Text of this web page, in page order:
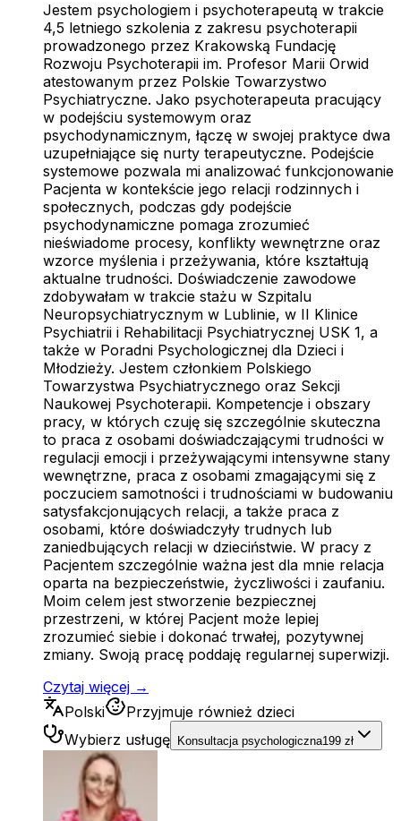
Jestem psychologiem i psychoterapeutą w trakcie
4,5 letniego szkolenia z zakresu psychoterapii
prowadzonego przez Krakowską Fundację
Rozwoju Psychoterapii im. Profesor Marii Orwid
atestowanym przez Polskie Towarzystwo
Psychiatryczne. Jako psychoterapeuta pracujący
w podejściu systemowym oraz
psychodynamicznym, łączę w swojej praktyce dwa
uzupełniające się nurty terapeutyczne. Podejście
systemowe pozwala mi analizować funkcjonowanie
Pacjenta w kontekście jego relacji rodzinnych i
społecznych, podczas gdy podejście
psychodynamiczne pomaga zrozumieć
nieświadome procesy, konflikty wewnętrzne oraz
wzorce myślenia i przeżywania, które kształtują
aktualne trudności. Doświadczenie zawodowe
zdobywałam w trakcie stażu w Szpitalu
Neuropsychiatrycznym w Lublinie, w II Klinice
Psychiatrii i Rehabilitacji Psychiatrycznej USK 1, a
także w Poradni Psychologicznej dla Dzieci i
Młodzieży. Jestem członkiem Polskiego
Towarzystwa Psychiatrycznego oraz Sekcji
Naukowej Psychoterapii. Kompetencje i obszary
pracy, w których czuję się szczególnie skuteczna
to praca z osobami doświadczającymi trudności w
regulacji emocji i przeżywającymi intensywne stany
wewnętrzne, praca z osobami zmagającymi się z
poczuciem samotności i trudnościami w budowaniu
satysfakcjonujących relacji, a także praca z
osobami, które doświadczyły trudnych lub
zaniedbujących relacji w dzieciństwie. W pracy z
Pacjentem szczególnie ważna jest dla mnie relacja
oparta na bezpieczeństwie, życzliwości i zaufaniu.
Moim celem jest stworzenie bezpiecznej
przestrzeni, w której Pacjent może lepiej
zrozumieć siebie i dokonać trwałej, pozytywnej
zmiany. Swoją pracę poddaję regularnej superwizji.
Czytaj więcej →
Polski
Przyjmuje również dzieci
Wybierz usługę
Konsultacja psychologiczna199 zł